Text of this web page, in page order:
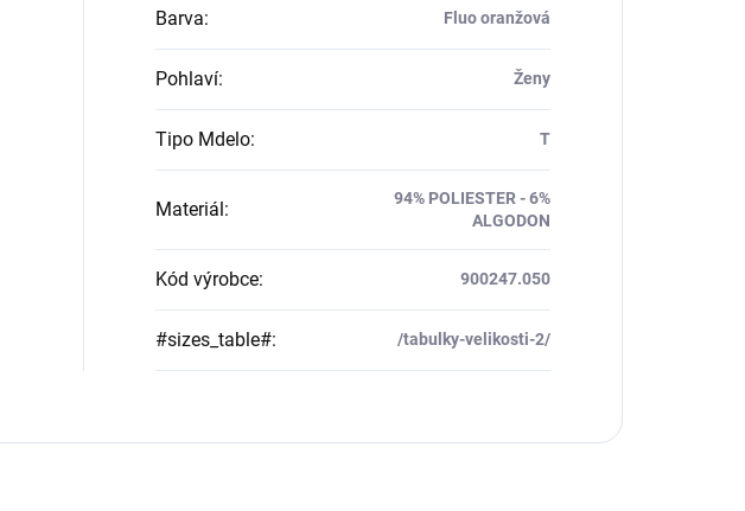
Barva: Fluo oranžová
Pohlaví: Ženy
Tipo Mdelo: T
Materiál:
94% POLIESTER - 6%
ALGODON
Kód výrobce: 900247.050
#sizes_table#: /tabulky-velikosti-2/